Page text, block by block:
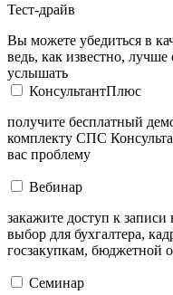
Тест-драйв
Вы можете убедиться в
ведь, как известно,
услышать
КонсультантПлюс
получите бесплатный
комплекту СПС
вас проблему
Вебинар
закажите доступ к
выбор для бухгалтера,
госзакупкам, бюджетной
Семинар